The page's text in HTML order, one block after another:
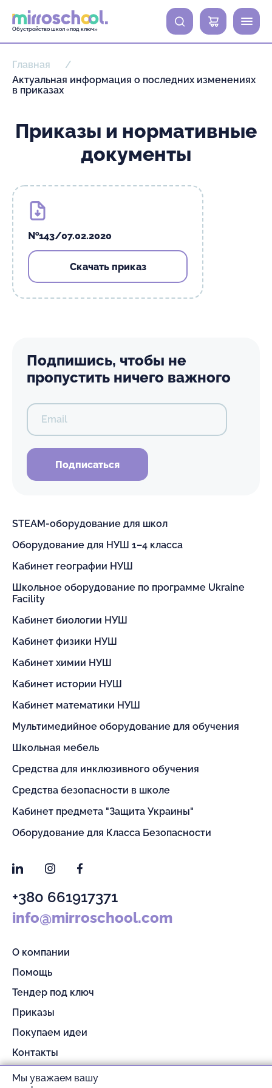
Обустройство школ «под ключ»
0
Главная
Актуальная информация о последних изменениях
в приказах
Приказы и нормативные
документы
№143/07.02.2020
Скачать приказ
Подпишись, чтобы не
пропустить ничего важного
Email
Подписаться
STEAM-оборудование для школ
Оборудование для НУШ 1–4 класса
Кабинет географии НУШ
Школьное оборудование по программе Ukraine
Facility
Кабинет биологии НУШ
Кабинет физики НУШ
Кабинет химии НУШ
Кабинет истории НУШ
Кабинет математики НУШ
Мультимедийное оборудование для обучения
Школьная мебель
Средства для инклюзивного обучения
Средства безопасности в школе
Кабинет предмета "Защита Украины"
Оборудование для Класса Безопасности
LinkedInInstagramFacebook
+380 661917371
info@mirroschool.com
О компании
Помощь
Тендер под ключ
Приказы
Покупаем идеи
Контакты
Партнерам
Мы уважаем вашу